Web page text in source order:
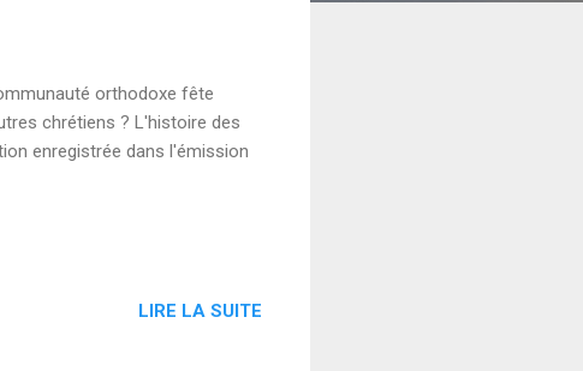
orthodoxe fête
chrétiens ? L'histoire des
enregistrée dans l'émission
LIRE LA SUITE